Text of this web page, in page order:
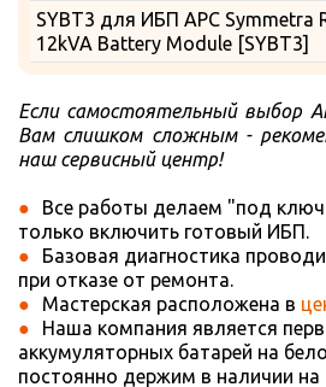
SYBT3 для ИБП APC Symmetra
12kVA Battery Module [SYBT3]
Если самостоятельный выбор
Вам слишком сложным -
наш сервисный центр!
Все работы делаем "под
только включить готовый ИБП.
Базовая диагностика
при отказе от ремонта.
Мастерская расположена в
Наша компания является
аккумуляторных батарей на
постоянно держим в наличии на